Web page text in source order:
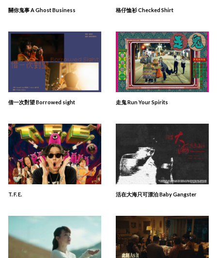
關你⿁事 A Ghost Business 格仔恤衫 Checked Shirt
借一次對望 Borrowed sight 走鬼 Run Your Spirits
T. F. E. 活在大海只可漂泊 Baby Gangster